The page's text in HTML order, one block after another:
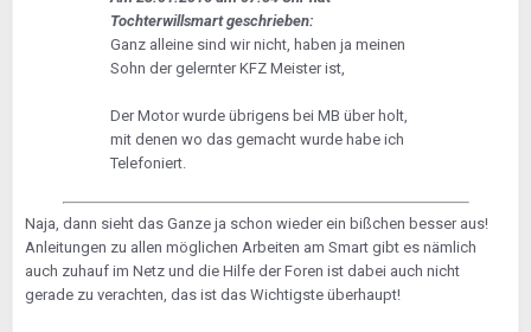
Tochterwillsmart geschrieben:
Ganz alleine sind wir nicht, haben ja meinen
Sohn der gelernter KFZ Meister ist,
Der Motor wurde übrigens bei MB über holt,
mit denen wo das gemacht wurde habe ich
Telefoniert.
Naja, dann sieht das Ganze ja schon wieder ein bißchen besser aus!
Anleitungen zu allen möglichen Arbeiten am Smart gibt es nämlich
auch zuhauf im Netz und die Hilfe der Foren ist dabei auch nicht
gerade zu verachten, das ist das Wichtigste überhaupt!